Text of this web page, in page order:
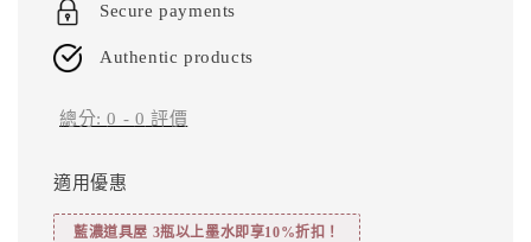
Secure payments
Authentic products
總分:0 - 0 評價
適用優惠
藍濃道具屋 3瓶以上墨水即享10%折扣！